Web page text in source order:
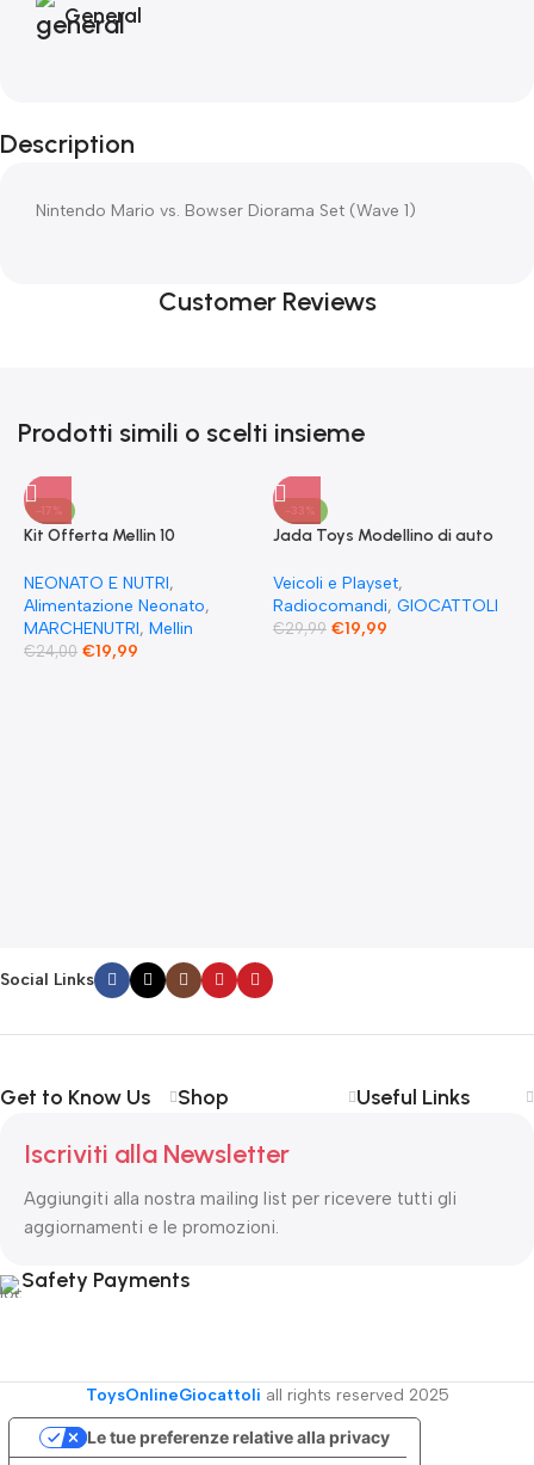
General
Description
Nintendo Mario vs. Bowser Diorama Set (Wave 1)
Customer Reviews
Prodotti simili o scelti insieme
-17%
Kit Offerta Mellin 10
Verdure 2 Pesce 2 Frutta e 1
Biscotto Granulato
NEONATO E NUTRI,
Alimentazione Neonato,
MARCHENUTRI, Mellin
€24,00 €19,99
-33%
Jada Toys Modellino di auto
Comandata RC 1970
Dominique Toretto Dodge
Charger 1:55
Veicoli e Playset,
Radiocomandi, GIOCATTOLI
€29,99 €19,99
Social Links
Get to Know Us Shop Useful Links
Iscriviti alla Newsletter
Aggiungiti alla nostra mailing list per ricevere tutti gli
aggiornamenti e le promozioni.
Safety Payments
ToysOnlineGiocattoli all rights reserved 2025
Le tue preferenze relative alla privacy